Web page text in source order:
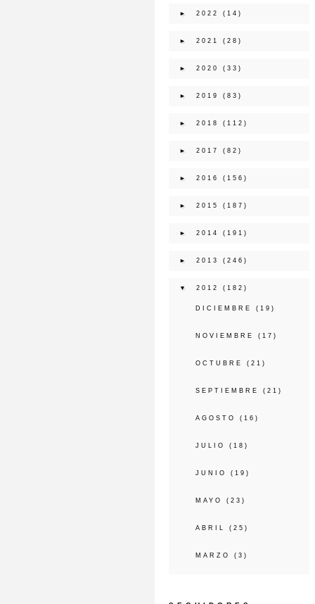
► 2022 (14)
► 2021 (28)
► 2020 (33)
► 2019 (83)
► 2018 (112)
► 2017 (82)
► 2016 (156)
► 2015 (187)
► 2014 (191)
► 2013 (246)
▼ 2012 (182)
DICIEMBRE (19)
NOVIEMBRE (17)
OCTUBRE (21)
SEPTIEMBRE (21)
AGOSTO (16)
JULIO (18)
JUNIO (19)
MAYO (23)
ABRIL (25)
MARZO (3)